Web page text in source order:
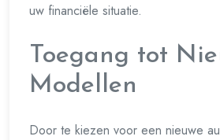
uw financiële situatie.
Toegang tot
Modellen
Door te kiezen voor een nieuwe